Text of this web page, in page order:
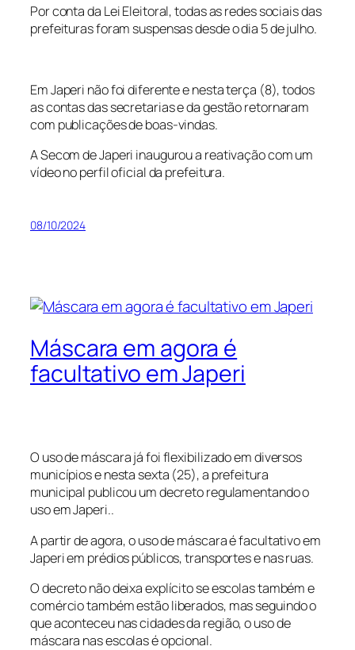
Por conta da Lei Eleitoral, todas as redes sociais das
prefeituras foram suspensas desde o dia 5 de julho.
Em Japeri não foi diferente e nesta terça (8), todos
as contas das secretarias e da gestão retornaram
com publicações de boas-vindas.
A Secom de Japeri inaugurou a reativação com um
vídeo no perfil oficial da prefeitura.
08/10/2024
Máscara em agora é
facultativo em Japeri
O uso de máscara já foi flexibilizado em diversos
municípios e nesta sexta (25), a prefeitura
municipal publicou um decreto regulamentando o
uso em Japeri..
A partir de agora, o uso de máscara é facultativo em
Japeri em prédios públicos, transportes e nas ruas.
O decreto não deixa explícito se escolas também e
comércio também estão liberados, mas seguindo o
que aconteceu nas cidades da região, o uso de
máscara nas escolas é opcional.